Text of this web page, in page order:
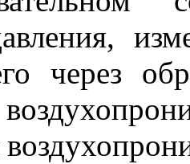
через